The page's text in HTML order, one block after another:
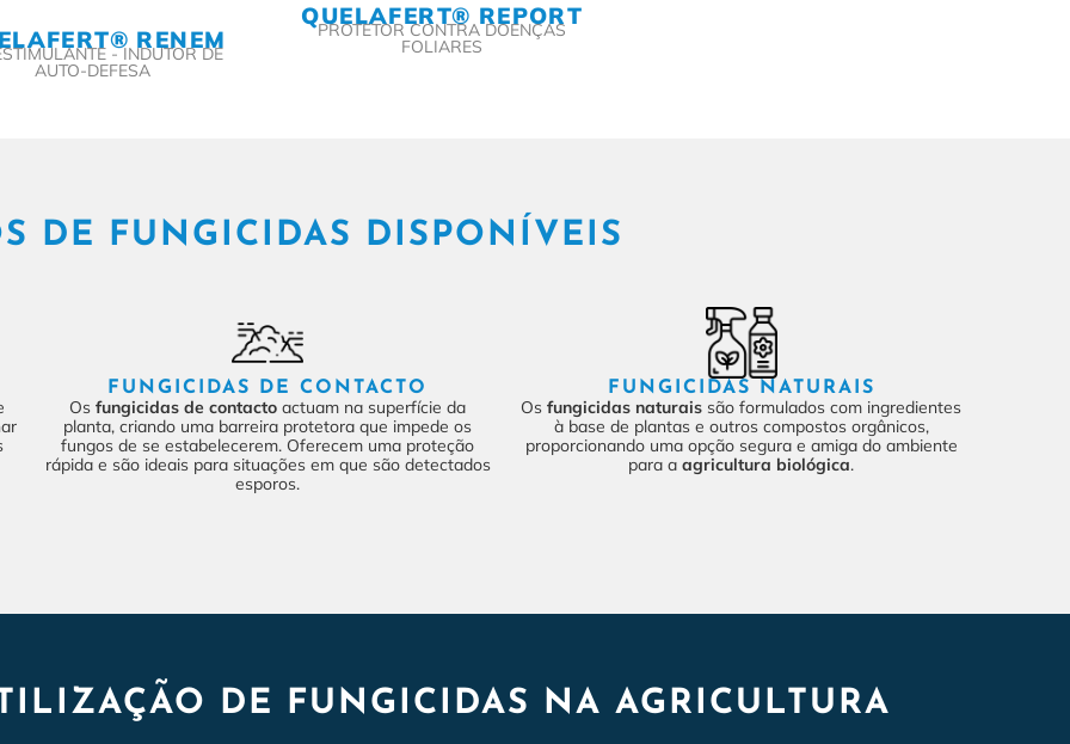
RENEM
- INDUTOR DE
AUTO-DEFESA
QUELAFERT® REPORT
PROTETOR CONTRA DOENÇAS
FOLIARES
DE FUNGICIDAS DISPONÍVEIS
FUNGICIDAS DE CONTACTO
Os fungicidas de contacto actuam na superfície da
planta, criando uma barreira protetora que impede os
fungos de se estabelecerem. Oferecem uma proteção
rápida e são ideais para situações em que são detectados
esporos.
FUNGICIDAS NATURAIS
Os fungicidas naturais são formulados com ingredientes
à base de plantas e outros compostos orgânicos,
proporcionando uma opção segura e amiga do ambiente
para a agricultura biológica.
DE FUNGICIDAS NA AGRICULTURA